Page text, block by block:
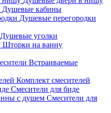
Душевые кабины
Душевые перегородки
Душевые уголки
Шторки на ванну
Встраиваемые
Комплект смесителей
Смесители для биде
Смесители для